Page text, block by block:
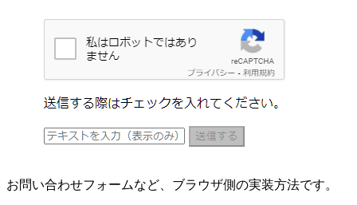
お問い合わせフォームなど、ブラウザ側の実装方法です。